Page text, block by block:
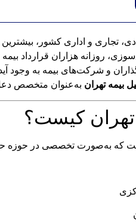
تجاری و اداری کشور،
روزانه هزاران قرارداد
و شرکت‌های بیمه به وجود
بیمه تهران به‌عنوان متخصص
کیست؟
که به‌صورت تخصصی در حوزه